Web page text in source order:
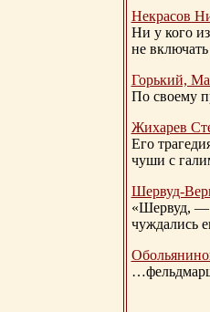
Некрасов
Ни у кого
не
Горький,
По своему
Жихарев
Его
чуши с
Шервуд-
«Шервуд, —
чуждались